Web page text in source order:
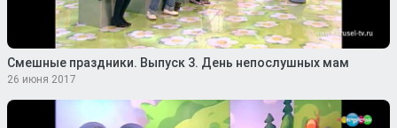
Смешные праздники. Выпуск 3. День непослушных мам
26 июня 2017